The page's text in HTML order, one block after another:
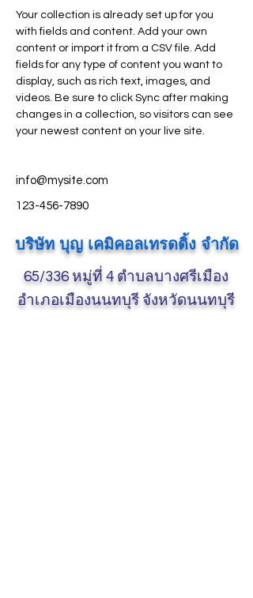
Your collection is already set up for you
with fields and content. Add your own
content or import it from a CSV file. Add
fields for any type of content you want to
display, such as rich text, images, and
videos. Be sure to click Sync after making
changes in a collection, so visitors can see
your newest content on your live site.
info@mysite.com
123-456-7890
บริษัท บุญ เคมิคอลเทรดดิ้ง จำกัด
65/336 หมู่ที่ 4 ตำบลบางศรีเมือง
อำเภอเมืองนนทบุรี จังหวัดนนทบุรี